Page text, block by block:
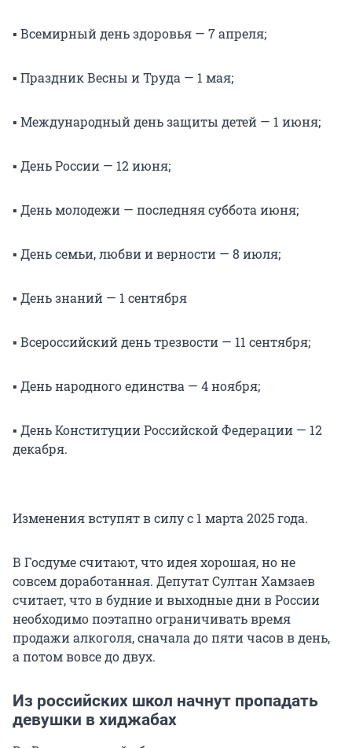
▪️ Всемирный день здоровья — 7 апреля;
▪️ Праздник Весны и Труда — 1 мая;
▪️ Международный день защиты детей — 1 июня;
▪️ День России — 12 июня;
▪️ День молодежи — последняя суббота июня;
▪️ День семьи, любви и верности — 8 июля;
▪️ День знаний — 1 сентября
▪️ Всероссийский день трезвости — 11 сентября;
▪️ День народного единства — 4 ноября;
▪️ День Конституции Российской Федерации — 12
декабря.
Изменения вступят в силу с 1 марта 2025 года.
В Госдуме считают, что идея хорошая, но не
совсем доработанная. Депутат Султан Хамзаев
считает, что в будние и выходные дни в России
необходимо поэтапно ограничивать время
продажи алкоголя, сначала до пяти часов в день,
а потом вовсе до двух.
Из российских школ начнут пропадать
девушки в хиджабах